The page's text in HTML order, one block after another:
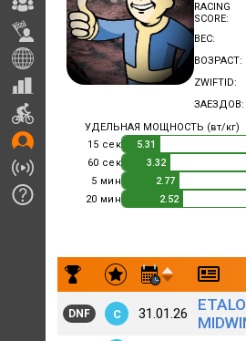
RACING
SCORE
ВЕС
ВОЗРАСТ
ZWIFTID
ЗАЕЗДОВ
УДЕЛЬНАЯ МОЩНОСТЬ (вт/кг)
15 сек
5.31
60 сек
3.32
5 мин
2.77
20 мин
2.52
Результаты заездов Sviatoslav Sidorov
DNF C 31.01.26